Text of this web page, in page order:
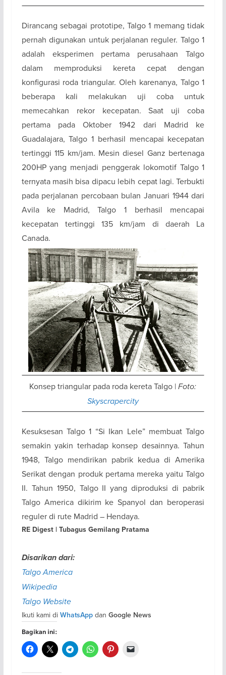
Dirancang sebagai prototipe, Talgo 1 memang tidak
pernah digunakan untuk perjalanan reguler. Talgo 1
adalah eksperimen pertama perusahaan Talgo
dalam memproduksi kereta cepat dengan
konfigurasi roda triangular. Oleh karenanya, Talgo 1
beberapa kali melakukan uji coba untuk
memecahkan rekor kecepatan. Saat uji coba
pertama pada Oktober 1942 dari Madrid ke
Guadalajara, Talgo 1 berhasil mencapai kecepatan
tertinggi 115 km/jam. Mesin diesel Ganz bertenaga
200HP yang menjadi penggerak lokomotif Talgo 1
ternyata masih bisa dipacu lebih cepat lagi. Terbukti
pada perjalanan percobaan bulan Januari 1944 dari
Avila ke Madrid, Talgo 1 berhasil mencapai
kecepatan tertinggi 135 km/jam di daerah La
Canada.
Konsep triangular pada roda kereta Talgo |Foto:
Skyscrapercity
Kesuksesan Talgo 1 “Si Ikan Lele” membuat Talgo
semakin yakin terhadap konsep desainnya. Tahun
1948, Talgo mendirikan pabrik kedua di Amerika
Serikat dengan produk pertama mereka yaitu Talgo
II. Tahun 1950, Talgo II yang diproduksi di pabrik
Talgo America dikirim ke Spanyol dan beroperasi
reguler di rute Madrid – Hendaya.
RE Digest | Tubagus Gemilang Pratama
Disarikan dari:
Talgo America
Wikipedia
Talgo Website
Ikuti kami di WhatsAppdan Google News
Bagikan ini: